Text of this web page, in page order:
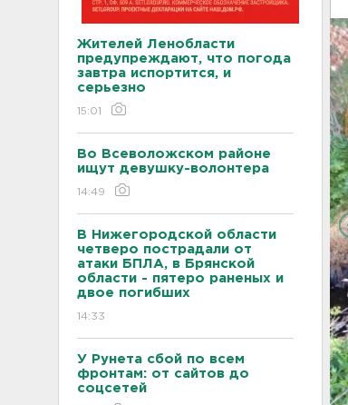
Жителей Ленобласти
предупреждают, что погода
завтра испортится, и
серьезно
15:01
Во Всеволожском районе
ищут девушку-волонтера
14:49
В Нижегородской области
четверо пострадали от
атаки БПЛА, в Брянской
области - пятеро раненых и
двое погибших
14:33
У Рунета сбой по всем
фронтам: от сайтов до
соцсетей